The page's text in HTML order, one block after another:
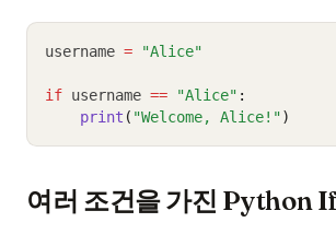
username = "Alice"
if username == "Alice" :
print ( "Welcome, Alice!")
여러 조건을 가진 Python